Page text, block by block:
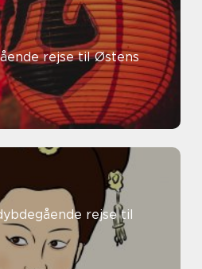
rejse til Østens
rejse til